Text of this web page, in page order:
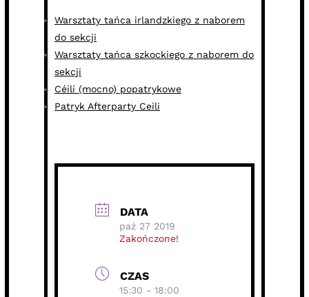
Warsztaty tańca irlandzkiego z naborem
do sekcji
Warsztaty tańca szkockiego z naborem do
sekcji
Céilí (mocno) popatrykowe
Patryk Afterparty Ceili
DATA
paź 27 2019
Zakończone!
CZAS
15:30 - 18:00